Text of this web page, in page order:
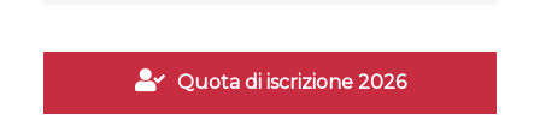
Quota di iscrizione 2026